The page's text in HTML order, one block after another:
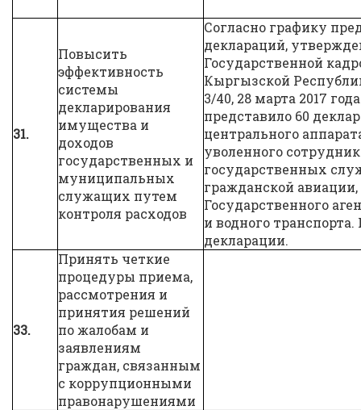
31.
Повысить
эффективность
системы
декларирования
имущества и
доходов
государственных и
муниципальных
служащих путем
контроля расходов
Согласно графику
деклараций,
Государственной
Кыргызской
3/40, 28 марта 2017
представило 60
центрального
уволенного
государственных
гражданской авиации,
Государственного
и водного транспорта.
декларации.
33.
Принять четкие
процедуры приема,
рассмотрения и
принятия решений
по жалобам и
заявлениям
граждан, связанным
с коррупционными
правонарушениями